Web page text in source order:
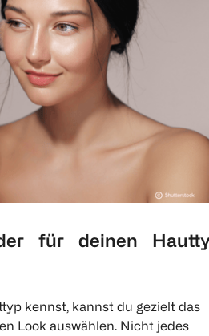
für deinen
kennst, kannst du gezielt das
Look auswählen. Nicht jedes